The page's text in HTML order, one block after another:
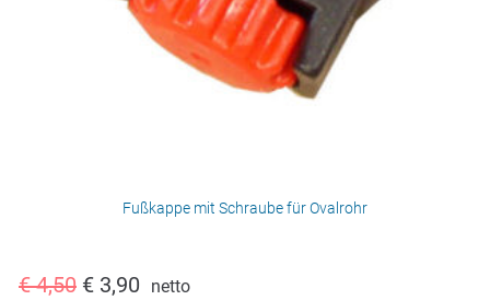
Fußkappe mit Schraube für Ovalrohr
€4,50 € 3,90 netto